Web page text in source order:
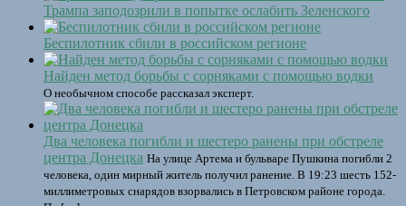
Трампа заподозрили в попытке ослабить Зеленского
Беспилотник сбили в российском регионе
Найден метод борьбы с сорняками с помощью водки
О необычном способе рассказал эксперт.
Два человека погибли и шестеро ранены при обстреле
центра Донецка На улице Артема и бульваре Пушкина погибли 2
человека, один мирный житель получил ранение. В 19:23 шесть 152-
миллиметровых снарядов взорвались в Петровском районе города.